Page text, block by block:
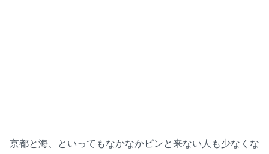
京都と海、といってもなかなかピンと来ない人も少なくな